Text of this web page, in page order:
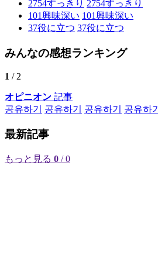
2754すっきり 2754すっきり
101興味深い 101興味深い
37役に立つ 37役に立つ
みんなの感想ランキング
1 / 2
オピニオン 記事
공유하기
공유하기 공유하기 공유하기
最新記事
もっと見る 0 / 0